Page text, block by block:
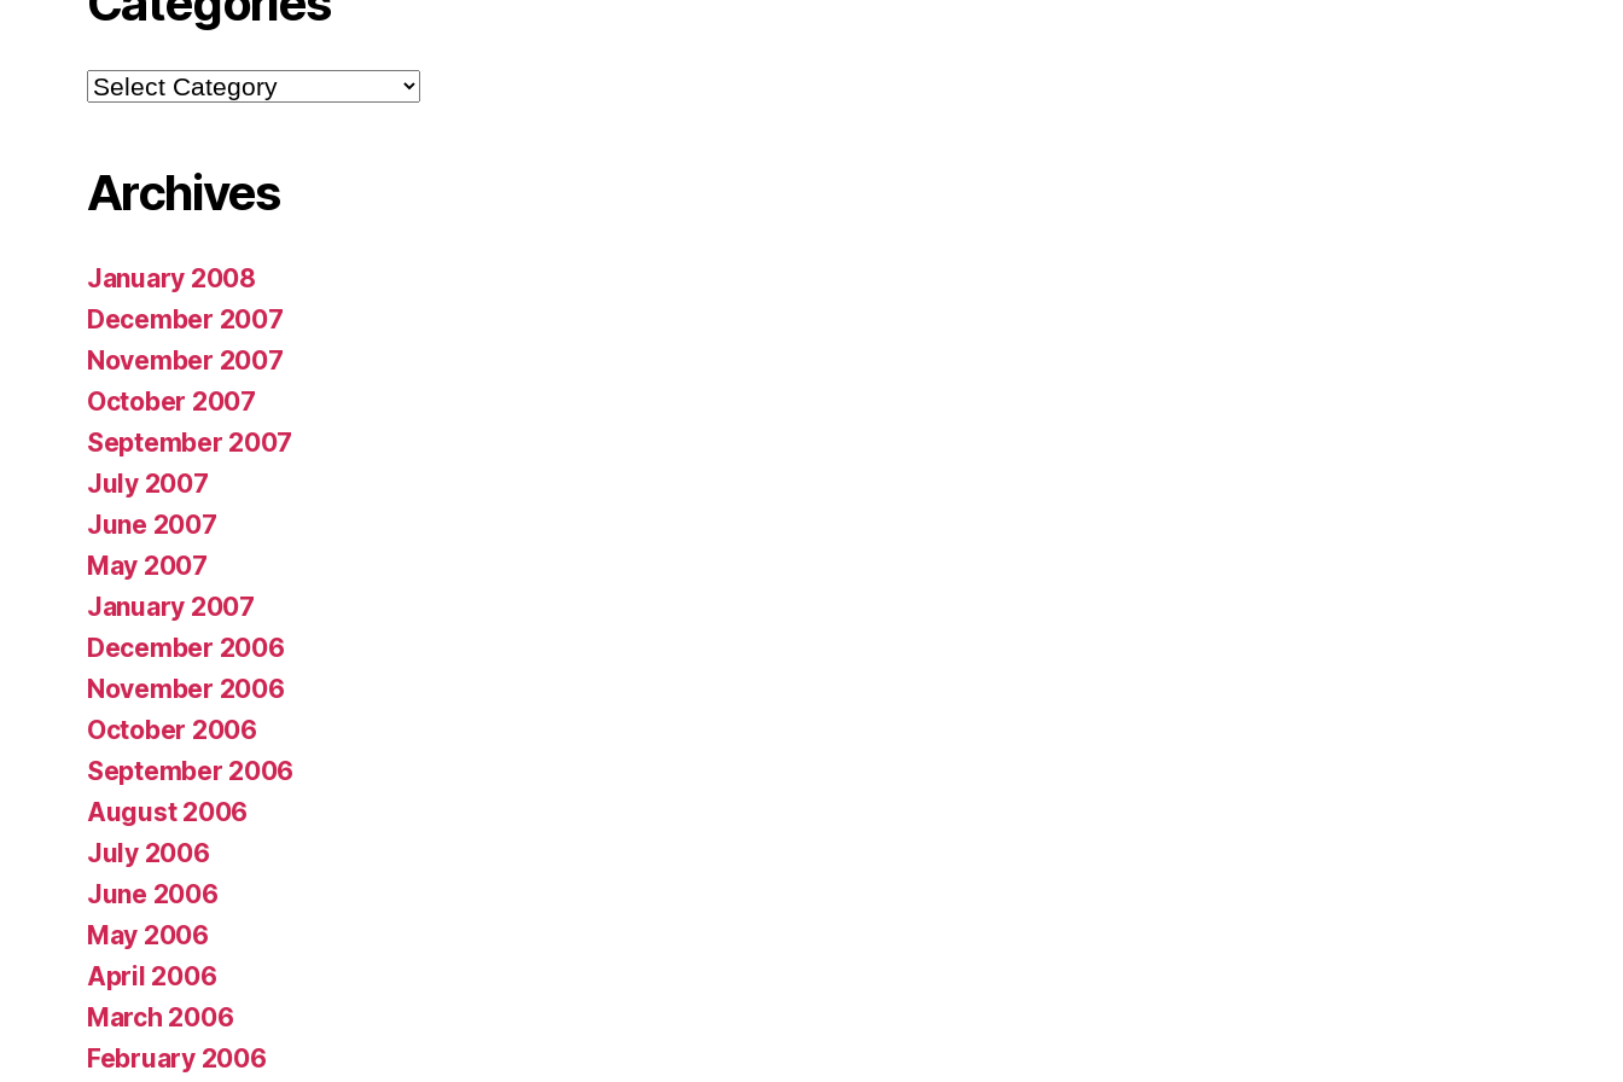
Categories
Archives
January 2008
December 2007
November 2007
October 2007
September 2007
July 2007
June 2007
May 2007
January 2007
December 2006
November 2006
October 2006
September 2006
August 2006
July 2006
June 2006
May 2006
April 2006
March 2006
February 2006